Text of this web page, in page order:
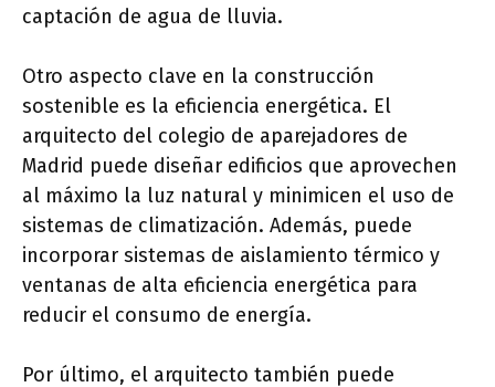
captación de agua de lluvia.
Otro aspecto clave en la construcción
sostenible es la eficiencia energética. El
arquitecto del colegio de aparejadores de
Madrid puede diseñar edificios que aprovechen
al máximo la luz natural y minimicen el uso de
sistemas de climatización. Además, puede
incorporar sistemas de aislamiento térmico y
ventanas de alta eficiencia energética para
reducir el consumo de energía.
Por último, el arquitecto también puede